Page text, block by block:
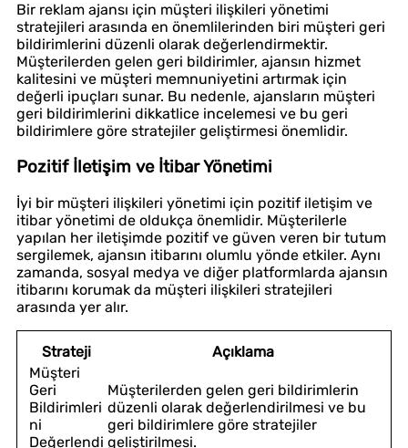
Bir reklam ajansı için müşteri ilişkileri yönetimi
stratejileri arasında en önemlilerinden biri müşteri geri
bildirimlerini düzenli olarak değerlendirmektir.
Müşterilerden gelen geri bildirimler, ajansın hizmet
kalitesini ve müşteri memnuniyetini artırmak için
değerli ipuçları sunar. Bu nedenle, ajansların müşteri
geri bildirimlerini dikkatlice incelemesi ve bu geri
bildirimlere göre stratejiler geliştirmesi önemlidir.
Pozitif İletişim ve İtibar Yönetimi
İyi bir müşteri ilişkileri yönetimi için pozitif iletişim ve
itibar yönetimi de oldukça önemlidir. Müşterilerle
yapılan her iletişimde pozitif ve güven veren bir tutum
sergilemek, ajansın itibarını olumlu yönde etkiler. Aynı
zamanda, sosyal medya ve diğer platformlarda ajansın
itibarını korumak da müşteri ilişkileri stratejileri
arasında yer alır.
Strateji
Açıklama
Müşteri
Geri
Bildirimleri
ni
Değerlendi
Müşterilerden gelen geri bildirimlerin
düzenli olarak değerlendirilmesi ve bu
geri bildirimlere göre stratejiler
geliştirilmesi.